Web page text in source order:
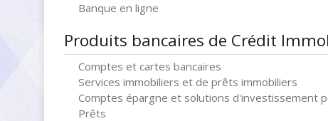
Banque en ligne
Produits bancaires de Crédit
Comptes et cartes bancaires
Services immobiliers et de prêts immobiliers
Comptes épargne et solutions d'investissement
Prêts